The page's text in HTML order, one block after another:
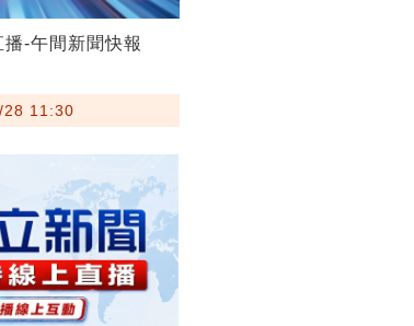
-午間新聞快報
28 11:30